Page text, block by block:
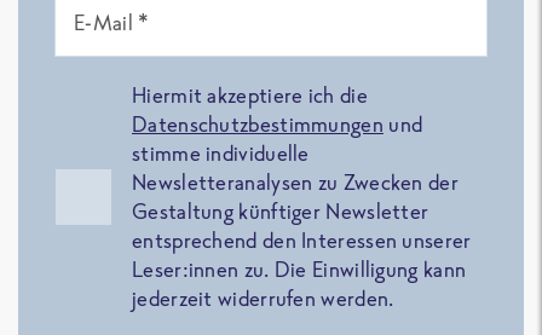
E-Mail *
Hiermit akzeptiere ich die
Datenschutzbestimmungen und
stimme individuelle
Newsletteranalysen zu Zwecken der
Gestaltung künftiger Newsletter
entsprechend den Interessen unserer
Leser:innen zu. Die Einwilligung kann
jederzeit widerrufen werden.